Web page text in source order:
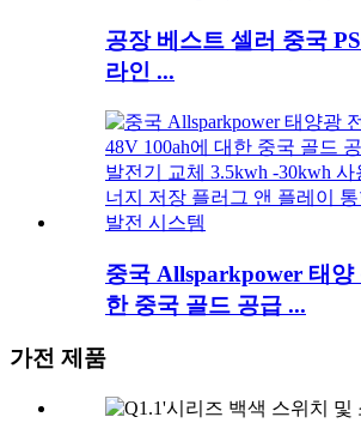
공장 베스트 셀러 중국
라인 ...
중국 Allsparkpower 태양
한 중국 골드 공급 ...
가전 ​​제품